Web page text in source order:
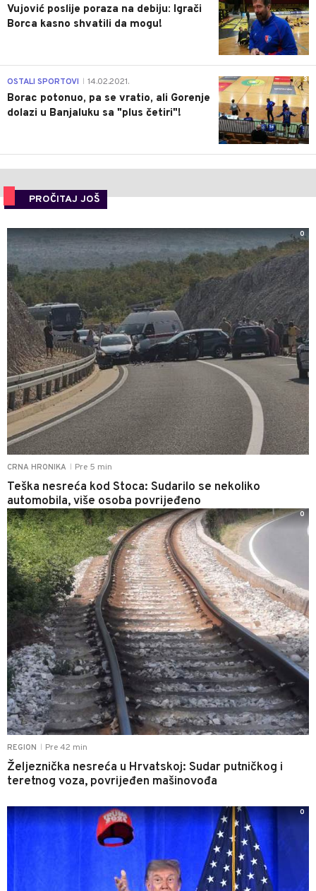
Vujović poslije poraza na debiju: Igrači
Borca kasno shvatili da mogu!
3
OSTALI SPORTOVI 14.02.2021.
Borac potonuo, pa se vratio, ali Gorenje
dolazi u Banjaluku sa "plus četiri"!
PROČITAJ JOŠ
CRNA HRONIKA Pre 5 min
Teška nesreća kod Stoca: Sudarilo se nekoliko
automobila, više osoba povrijeđeno
0
REGION Pre 42 min
Željeznička nesreća u Hrvatskoj: Sudar putničkog i
teretnog voza, povrijeđen mašinovođa
0
0